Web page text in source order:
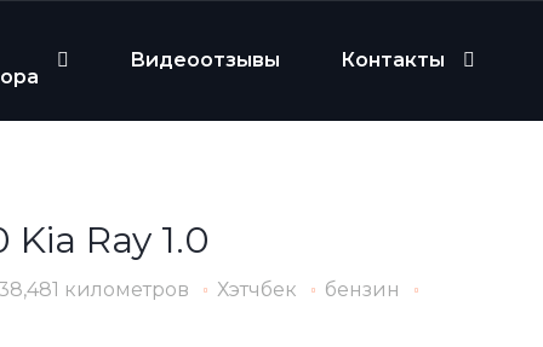
Видеоотзывы Контакты
Kia Ray 1.0
километров Хэтчбек бензин